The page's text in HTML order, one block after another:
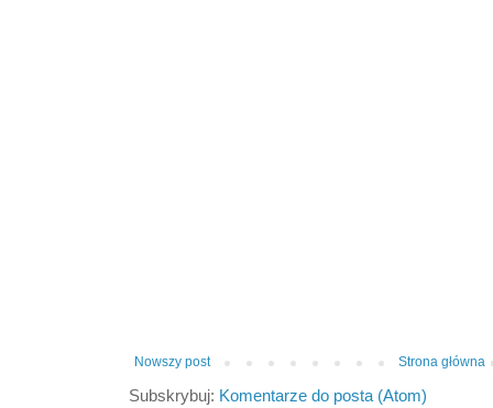
Nowszy post Strona główna
Subskrybuj: Komentarze do posta (Atom)